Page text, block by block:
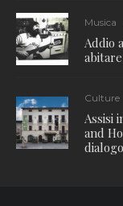
Musica
Addio
Culture
Assisi
and